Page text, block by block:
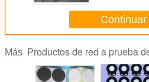
Continuar
Más Productos de red a prueba